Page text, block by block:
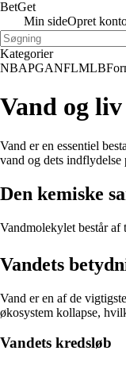
BetGet
Min sideOpret
Kategorier
NBAPGANFLMLB
Vand og liv
Vand er en essentiel
vand og dets indflydelse
Den kemiske
Vandmolekylet består
Vandets
Vand er en af de
økosystem kollapse,
Vandets kredsløb